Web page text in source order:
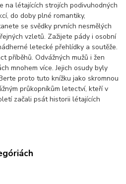
na létajících strojích podivuhodných
do doby plné romantiky,
se svědky prvních nesmělých
vzletů. Zažijete pády i osobní
letecké přehlídky a soutěže.
příběhů. Odvážných mužů i žen
mnohem více. Jejich osudy byly
proto tuto knížku jako skromnou
průkopníkům letectví, kteří v
začali psát historii létajících